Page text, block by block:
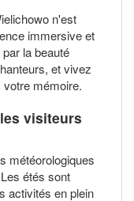
n'est
immersive et
la beauté
et vivez
votre mémoire.
visiteurs
météorologiques
étés sont
activités en plein